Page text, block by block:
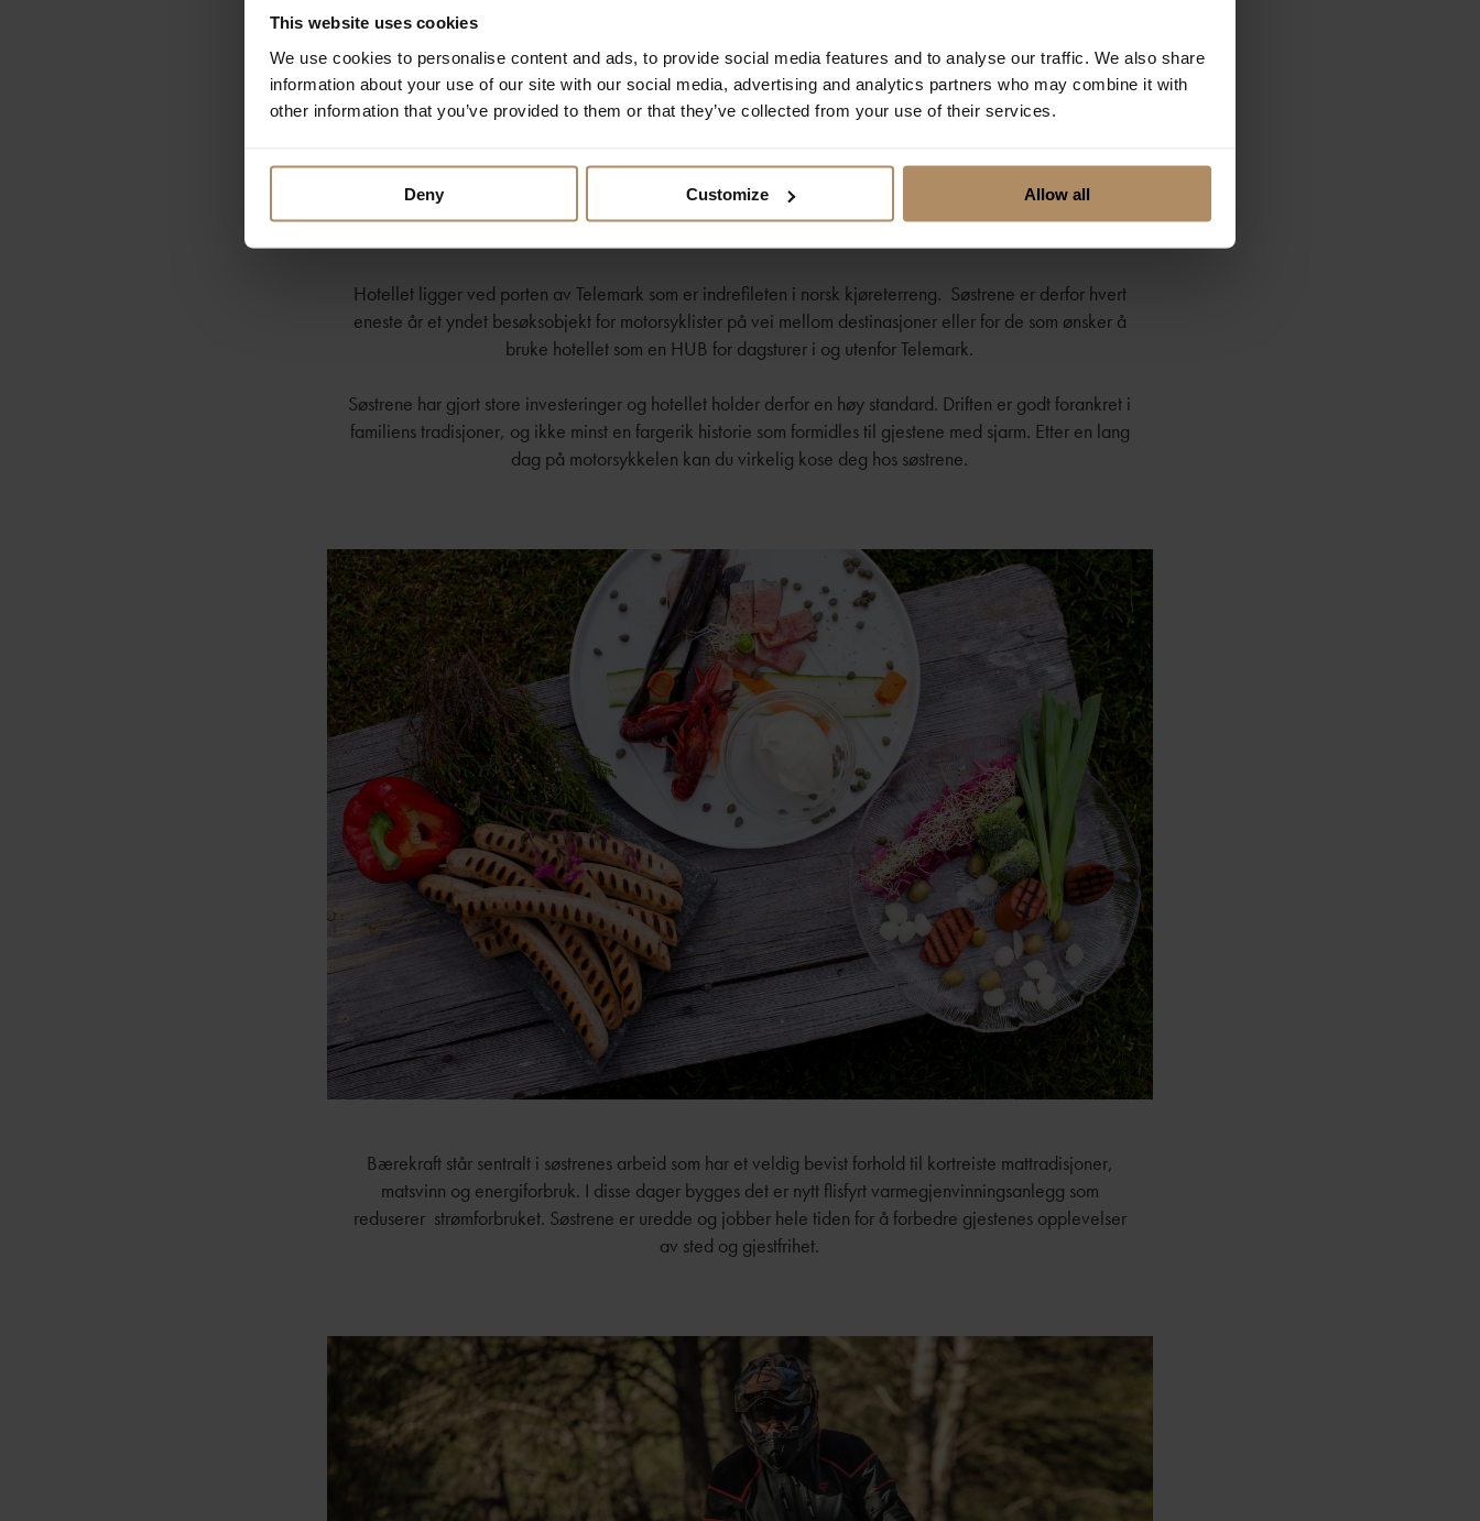
This website uses cookies
We use cookies to personalise content and ads, to provide social media features and to analyse our traffic. We also share
information about your use of our site with our social media, advertising and analytics partners who may combine it with
other information that you’ve provided to them or that they’ve collected from your use of their services.
Deny Customize Allow all
Hotellet ligger ved porten av Telemark som er indrefileten i norsk kjøreterreng. Søstrene er derfor hvert
eneste år et yndet besøksobjekt for motorsyklister på vei mellom destinasjoner eller for de som ønsker å
bruke hotellet som en HUB for dagsturer i og utenfor Telemark.
Søstrene har gjort store investeringer og hotellet holder derfor en høy standard. Driften er godt forankret i
familiens tradisjoner, og ikke minst en fargerik historie som formidles til gjestene med sjarm. Etter en lang
dag på motorsykkelen kan du virkelig kose deg hos søstrene.
Bærekraft står sentralt i søstrenes arbeid som har et veldig bevist forhold til kortreiste mattradisjoner,
matsvinn og energiforbruk. I disse dager bygges det er nytt flisfyrt varmegjenvinningsanlegg som
reduserer strømforbruket. Søstrene er uredde og jobber hele tiden for å forbedre gjestenes opplevelser
av sted og gjestfrihet.